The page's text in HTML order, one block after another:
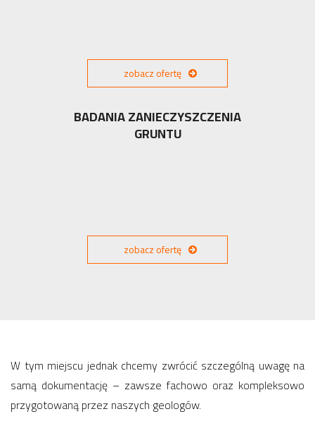
zobacz ofertę
BADANIA ZANIECZYSZCZENIA
GRUNTU
zobacz ofertę
W tym miejscu jednak chcemy zwrócić szczególną uwagę na
samą dokumentację – zawsze fachowo oraz kompleksowo
przygotowaną przez naszych geologów.